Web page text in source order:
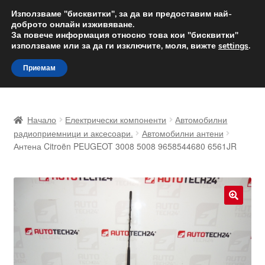
ДОСТАВКА от 12 лв.
Доставка по целия свят
Skip
to
navigation
Skip
to
content
Доставка по целия свят
Начало Електрически компоненти
Автомобилни
радиоприемници и аксесоари.
Автомобилни антени
Антена Citroën PEUGEOT 3008 5008 9658544680 6561JR
Използваме "бисквитки", за да ви предоставим най-
доброто онлайн изживяване.
За повече информация относно това кои "бисквитки"
използваме или за да ги изключите, моля, вижте settings.
Приемам